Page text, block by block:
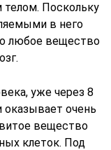
телом. Поскольку
в него
любое вещество
уже через 8
оказывает очень
вещество
клеток. Под